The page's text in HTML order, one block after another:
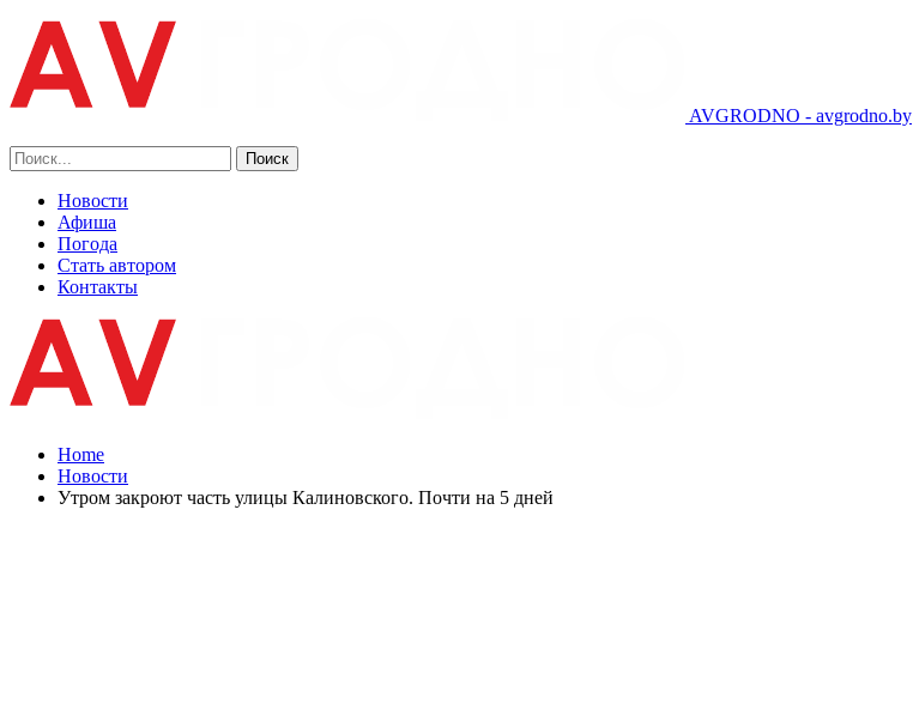
AVGRODNO - avgrodno.by
Новости
Афиша
Погода
Стать автором
Контакты
Home
Новости
Утром закроют часть улицы Калиновского. Почти на 5 дней